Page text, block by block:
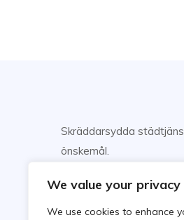
We value your privacy
We use cookies to enhance
Skräddarsydda
önskemål.
Njut av din fritid, vi sköter